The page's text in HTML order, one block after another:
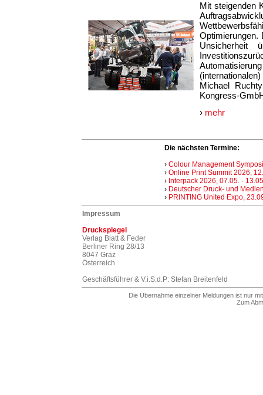
Mit steigenden
Optimierungen.
Unsicherheit
Michael
Kongress-
› mehr
Die nächsten Termine:
› Colour Management
› Online Print Summit 2026,
› Interpack 2026, 07.05. -
› Deutscher Druck- und
› PRINTING United Expo,
Impressum
Druckspiegel
Verlag Blatt & Feder
Berliner Ring 28/13
8047 Graz
Österreich
Geschäftsführer & V.i.S.d.P: Stefan Breitenfeld
Die Übernahme einzelner Meldungen ist nur
Zum